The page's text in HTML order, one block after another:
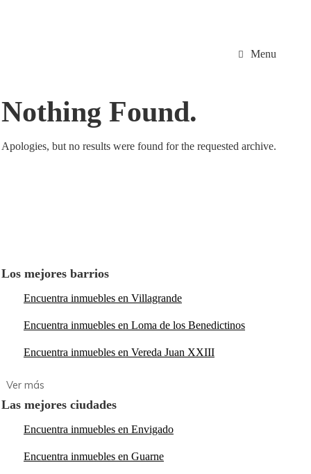
Menu
Nothing Found.
Apologies, but no results were found for the requested archive.
Los mejores barrios
Encuentra inmuebles en Villagrande
Encuentra inmuebles en Loma de los Benedictinos
Encuentra inmuebles en Vereda Juan XXIII
Las mejores ciudades
Encuentra inmuebles en Envigado
Encuentra inmuebles en Guarne